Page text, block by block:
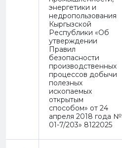
энергетики и
недропользования
Кыргызской
Республики «Об
утверждении
Правил
безопасности
производственных
процессов добычи
полезных
ископаемых
открытым
способом» от 24
апреля 2018 года №
01-7/203» 8122025